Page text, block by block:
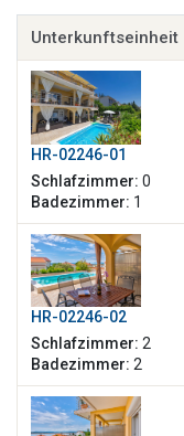
Unterkunftseinheit
HR-02246-01
Schlafzimmer: 0
Badezimmer: 1
HR-02246-02
Schlafzimmer: 2
Badezimmer: 2